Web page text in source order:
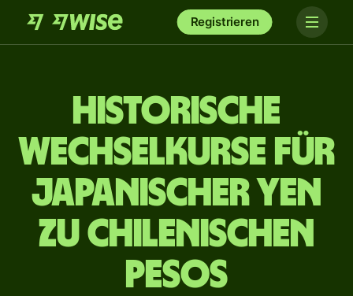
Registrieren
Historische
Wechselkurse für
japanischer Yen
zu chilenischen
Pesos